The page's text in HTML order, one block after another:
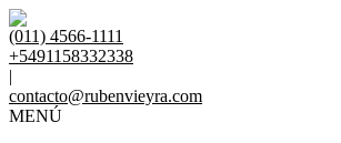
(011) 4566-1111
+5491158332338
|
contacto@rubenvieyra.com
MENÚ